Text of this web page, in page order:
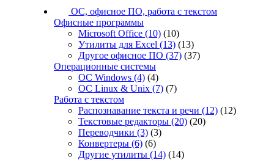
ОС, офисное ПО, работа с текстом
Офисные программы
Microsoft Office (10) (10)
Утилиты для Excel (13) (13)
Другое офисное ПО (37) (37)
Операционные системы
ОС Windows (4) (4)
ОС Linux & Unix (7) (7)
Работа с текстом
Распознавание текста и речи (12) (12)
Текстовые редакторы (20) (20)
Переводчики (3) (3)
Конвертеры (6) (6)
Другие утилиты (14) (14)